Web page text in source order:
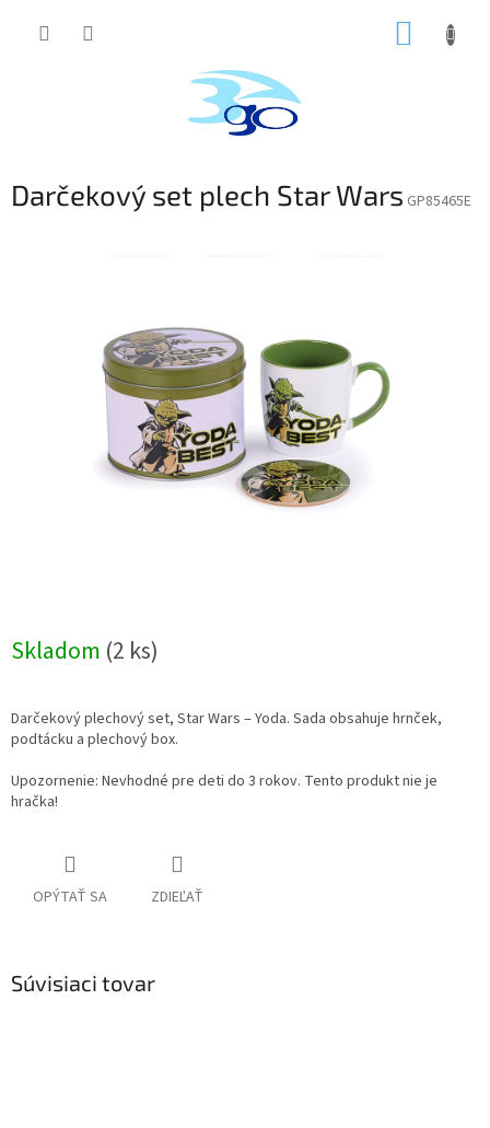
Darčekový set plech Star Wars GP85465E
Skladom (2 ks)
Darčekový plechový set, Star Wars – Yoda. Sada obsahuje hrnček,
podtácku a plechový box.
Upozornenie: Nevhodné pre deti do 3 rokov. Tento produkt nie je
hračka!
OPÝTAŤ SA ZDIEĽAŤ
Súvisiaci tovar